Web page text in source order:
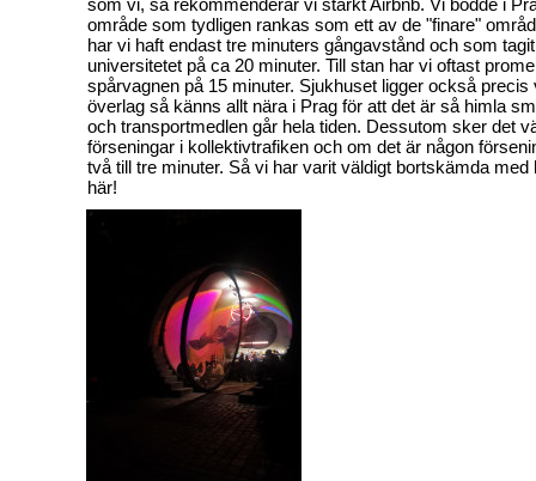
som vi, så rekommenderar vi starkt Airbnb. Vi bodde i
område som tydligen rankas som ett av de "finare"
har vi haft endast tre minuters gångavstånd och som
universitetet på ca 20 minuter. Till stan har vi oftast
spårvagnen på 15 minuter. Sjukhuset ligger också
överlag så känns allt nära i Prag för att det är så himla
och transportmedlen går hela tiden. Dessutom sker det
förseningar i kollektivtrafiken och om det är någon
två till tre minuter. Så vi har varit väldigt bortskämda med
här!